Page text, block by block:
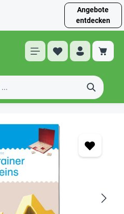
Angebote
entdecken